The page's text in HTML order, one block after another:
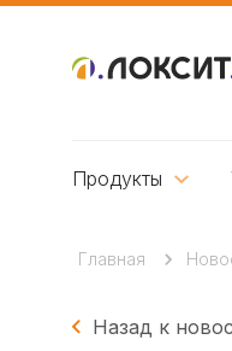
Продукты
Главная
Назад к